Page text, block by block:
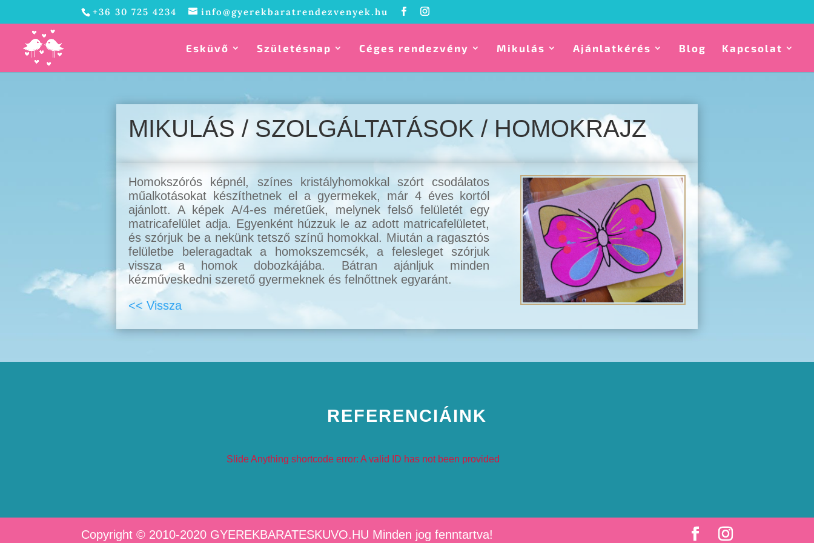
+36 30 725 4234 info@gyerekbaratrendezvenyek.hu
Esküvő Születésnap Céges rendezvény Mikulás Ajánlatkérés Blog Kapcsolat
MIKULÁS / SZOLGÁLTATÁSOK / HOMOKRAJZ
Homokszórós képnél, színes kristályhomokkal szórt csodálatos
műalkotásokat készíthetnek el a gyermekek, már 4 éves kortól
ajánlott. A képek A/4-es méretűek, melynek felső felületét egy
matricafelület adja. Egyenként húzzuk le az adott matricafelületet,
és szórjuk be a nekünk tetsző színű homokkal. Miután a ragasztós
felületbe beleragadtak a homokszemcsék, a felesleget szórjuk
vissza a homok dobozkájába. Bátran ajánljuk minden
kézműveskedni szerető gyermeknek és felnőttnek egyaránt.
<< Vissza
REFERENCIÁINK
Slide Anything shortcode error: A valid ID has not been provided
Copyright © 2010-2020 GYEREKBARATESKUVO.HU Minden jog fenntartva!